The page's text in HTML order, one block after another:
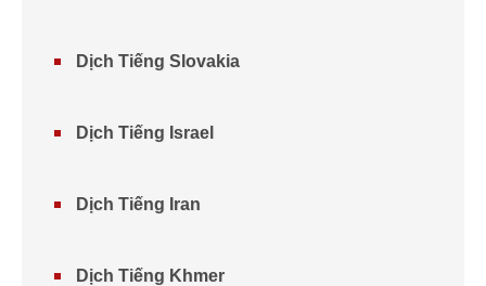
Dịch Tiếng Slovakia
Dịch Tiếng Israel
Dịch Tiếng Iran
Dịch Tiếng Khmer